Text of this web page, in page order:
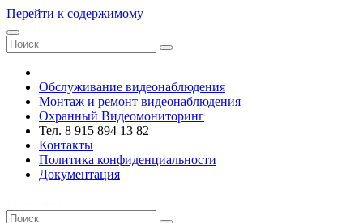
Перейти к содержимому
Обслуживание видеонаблюдения
Монтаж и ремонт видеонаблюдения
Охранный Видеомониторинг
Тел. 8 915 894 13 82
Контакты
Политика конфиденциальности
Документация